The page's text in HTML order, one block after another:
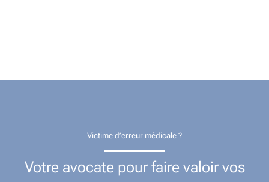
Victime d’erreur médicale ?
Votre avocate pour faire valoir vos